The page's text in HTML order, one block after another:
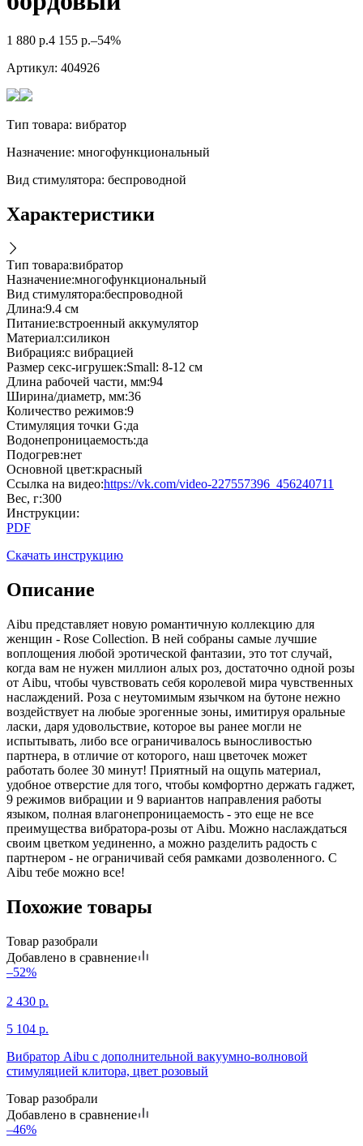
1 880 р.4 155 р.–54%
Артикул: 404926
Тип товара: вибратор
Назначение: многофункциональный
Вид стимулятора: беспроводной
Характеристики
Тип товара:вибратор
Назначение:многофункциональный
Вид стимулятора:беспроводной
Длина:9.4 см
Питание:встроенный аккумулятор
Материал:силикон
Вибрация:с вибрацией
Размер секс-игрушек:Small: 8-12 см
Длина рабочей части, мм:94
Ширина/диаметр, мм:36
Количество режимов:9
Стимуляция точки G:да
Водонепроницаемость:да
Подогрев:нет
Основной цвет:красный
Cсылка на видео:https://vk.com/video-227557396_456240711
Вес, г:300
Инструкции:
PDF
Скачать инструкцию
Описание
Aibu представляет новую романтичную коллекцию для
женщин - Rose Collection. В ней собраны самые лучшие
воплощения любой эротической фантазии, это тот случай,
когда вам не нужен миллион алых роз, достаточно одной розы
от Aibu, чтобы чувствовать себя королевой мира чувственных
наслаждений. Роза с неутомимым язычком на бутоне нежно
воздействует на любые эрогенные зоны, имитируя оральные
ласки, даря удовольствие, которое вы ранее могли не
испытывать, либо все ограничивалось выносливостью
партнера, в отличие от которого, наш цветочек может
работать более 30 минут! Приятный на ощупь материал,
удобное отверстие для того, чтобы комфортно держать гаджет,
9 режимов вибрации и 9 вариантов направления работы
языком, полная влагонепроницаемость - это еще не все
преимущества вибратора-розы от Aibu. Можно наслаждаться
своим цветком уединенно, а можно разделить радость с
партнером - не ограничивай себя рамками дозволенного. С
Aibu тебе можно все!
Похожие товары
Товар разобрали
Добавлено в сравнение
–52%
2 430 р.
5 104 р.
Вибратор Aibu с дополнительной вакуумно-волновой
стимуляцией клитора, цвет розовый
Товар разобрали
Добавлено в сравнение
–46%